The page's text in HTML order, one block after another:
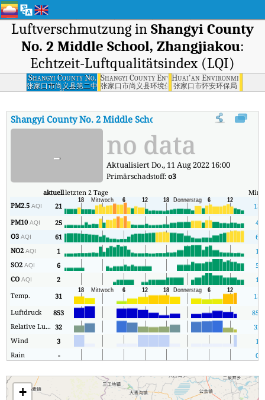
Luftverschmutzung in Shangyi County
No. 2 Middle School, Zhangjiakou:
Echtzeit-Luftqualitätsindex (LQI)
Shangyi County No.
2 Middle School,
Zhangjiakou
张家口市尚义县第二中
学
Shangyi County Environmental Protection
张家口市尚义县环境保护局
Huai'an Environmental
张家口市怀安环保局
Shangyi County No. 2 Middle School, ZhangjiakouAQI:
- no data
Aktualisiert Do., 11 Aug 2022 16:00
Primärschadstoff:o3
aktuellletzten 2 Tage
PM2.5AQI 21
13
PM10AQI 25
4
O3AQI 61
6
NO2AQI 1
1
SO2AQI 6
5
COAQI 2
1
Temp.
31
13
Luftdruck
853
852
Relative Luftfeuchtigkeit 32
32
Wind
3
1
Rain
- 0
+